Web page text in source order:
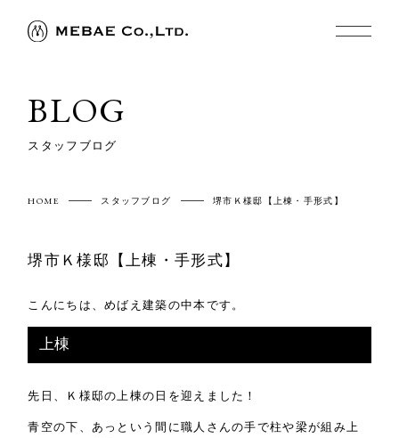
BLOG
スタッフブログ
HOME スタッフブログ 堺市Ｋ様邸【上棟・手形式】
堺市Ｋ様邸【上棟・手形式】
こんにちは、めばえ建築の中本です。
上棟
先日、Ｋ様邸の上棟の日を迎えました！
青空の下、あっという間に職人さんの手で柱や梁が組み上